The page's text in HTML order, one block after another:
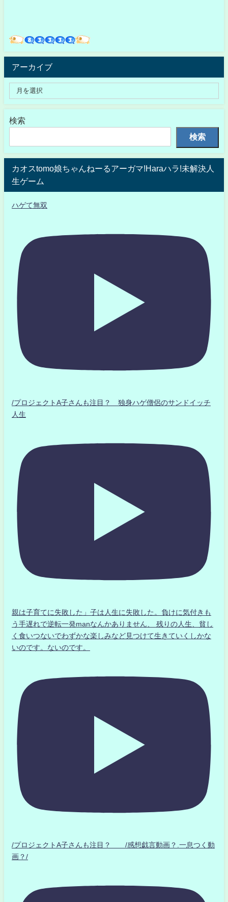
アーカイブ
検索
検索
カオスtomo娘ちゃんねーるアーガマ!Haraハラ!未解決人
生ゲーム
ハゲて無双
/プロジェクトA子さんも注目？ 独身ハゲ僧侶のサンドイッチ
人生
親は子育てに失敗した」子は人生に失敗した。負けに気付きも
う手遅れで逆転一発manなんかありません、 残りの人生、貧し
く食いつないでわずかな楽しみなど見つけて生きていくしかな
いのです。ないのです。
/プロジェクトA子さんも注目？ /感想戯言動画？.一息つく動
画？/